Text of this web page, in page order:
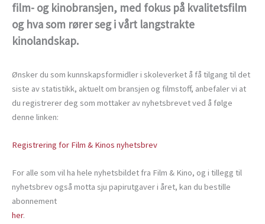
film- og kinobransjen, med fokus på kvalitetsfilm
og hva som rører seg i vårt langstrakte
kinolandskap.
Ønsker du som kunnskapsformidler i skoleverket å få tilgang til det
siste av statistikk, aktuelt om bransjen og filmstoff, anbefaler vi at
du registrerer deg som mottaker av nyhetsbrevet ved å følge
denne linken:
Registrering for Film & Kinos nyhetsbrev
For alle som vil ha hele nyhetsbildet fra Film & Kino, og i tillegg til
nyhetsbrev også motta sju papirutgaver i året, kan du bestille
abonnement
her.